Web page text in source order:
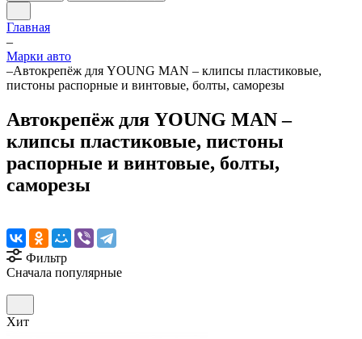
Главная
–
Марки авто
–Автокрепёж для YOUNG MAN – клипсы пластиковые,
пистоны распорные и винтовые, болты, саморезы
Автокрепёж для YOUNG MAN –
клипсы пластиковые, пистоны
распорные и винтовые, болты,
саморезы
Фильтр
Сначала популярные
Хит